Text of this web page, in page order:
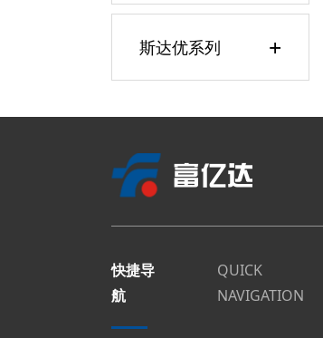
斯达优系列 +
快捷导
航
QUICK
NAVIGATION